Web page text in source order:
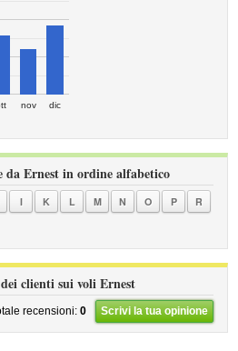
nov dic
da Ernest in ordine alfabetico
I K L M N O P
R
clienti sui voli Ernest
recensioni: 0 Scrivi la tua opinione